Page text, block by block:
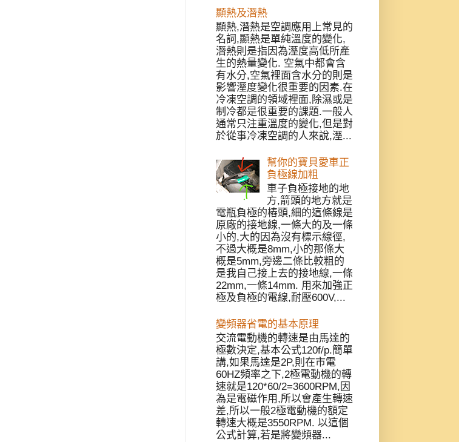
顯熱及潛熱
顯熱,潛熱是空調應用上常見的
名詞,顯熱是單純溫度的變化,
潛熱則是指因為溼度高低所產
生的熱量變化. 空氣中都會含
有水分,空氣裡面含水分的則是
影響溼度變化很重要的因素.在
冷凍空調的領域裡面,除濕或是
制冷都是很重要的課題.一般人
通常只注重溫度的變化,但是對
於從事冷凍空調的人來說,溼...
幫你的寶貝愛車正
負極線加粗
車子負極接地的地
方,箭頭的地方就是
電瓶負極的樁頭,細的這條線是
原廠的接地線,一條大的及一條
小的,大的因為沒有標示線徑,
不過大概是8mm,小的那條大
概是5mm,旁邊二條比較粗的
是我自己接上去的接地線,一條
22mm,一條14mm. 用來加強正
極及負極的電線,耐壓600V,...
變頻器省電的基本原理
交流電動機的轉速是由馬達的
極數決定,基本公式120f/p.簡單
講,如果馬達是2P,則在市電
60HZ頻率之下,2極電動機的轉
速就是120*60/2=3600RPM,因
為是電磁作用,所以會產生轉速
差,所以一般2極電動機的額定
轉速大概是3550RPM. 以這個
公式計算,若是將變頻器...